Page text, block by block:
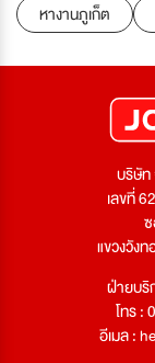
หางานภูเก็ต
บริษัท
เลขที่
แขวงวัง
ฝ่ายบริ
โทร
อีเมล :